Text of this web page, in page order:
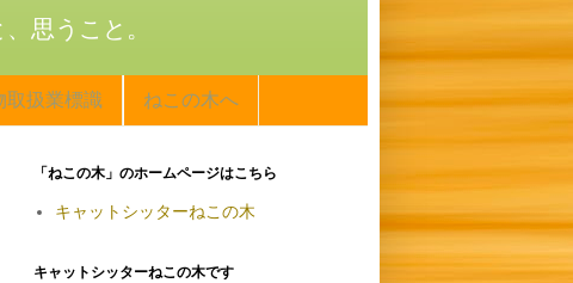
思うこと。
取扱業標識 ねこの木へ
「ねこの木」のホームページはこちら
キャットシッターねこの木
キャットシッターねこの木です